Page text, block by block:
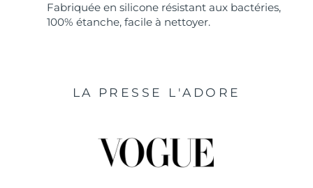
Fabriquée en silicone résistant aux bactéries,
100% étanche, facile à nettoyer.
LA PRESSE L'ADORE